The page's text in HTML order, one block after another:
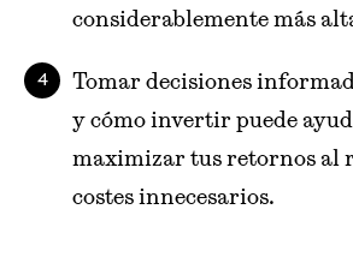
considerablemente más
Tomar decisiones
y cómo invertir puede
maximizar tus retornos al
costes innecesarios.